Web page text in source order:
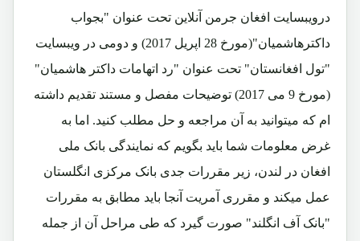
درویبسایت افغان جرمن آنلاین تحت عنوان "بجواب
داکترهاشمیان"(مورخ 28 اپریل 2017) و دومی در ویبسایت
"تول افغانستان" تحت عنوان "رد اتهامات داکتر هاشمیان"
(مورخ 9 می 2017) توضیحات مفصل و مستند تقدیم داشته
ام که میتوانید به آن مراجعه و حل مطلب کنید. اما به
غرض معلومات شما باید بگویم که نمایندگی بانک ملی
افغان در لندن، زیر مقررات جدی بانک مرکزی انگلستان
عمل میکند و مقرری آمریت آنجا باید مطابق به مقررات
"بانک آف انگلند" صورت گیرد که طی مراحل آن از جمله